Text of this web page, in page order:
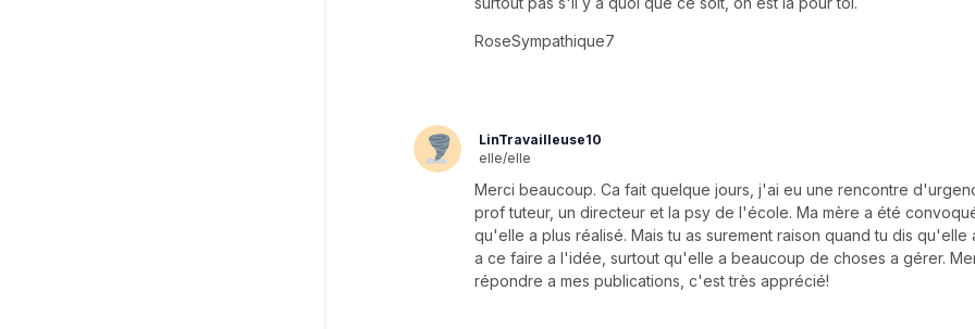
RoseSympathique7
LinTravailleuse10
elle/elle
Merci beaucoup. Ca fait quelque jours, j'ai eu une rencontre
prof tuteur, un directeur et la psy de l'école. Ma mère a été
qu'elle a plus réalisé. Mais tu as surement raison quand tu dis qu'elle
a ce faire a l'idée, surtout qu'elle a beaucoup de choses a gérer.
répondre a mes publications, c'est très apprécié!